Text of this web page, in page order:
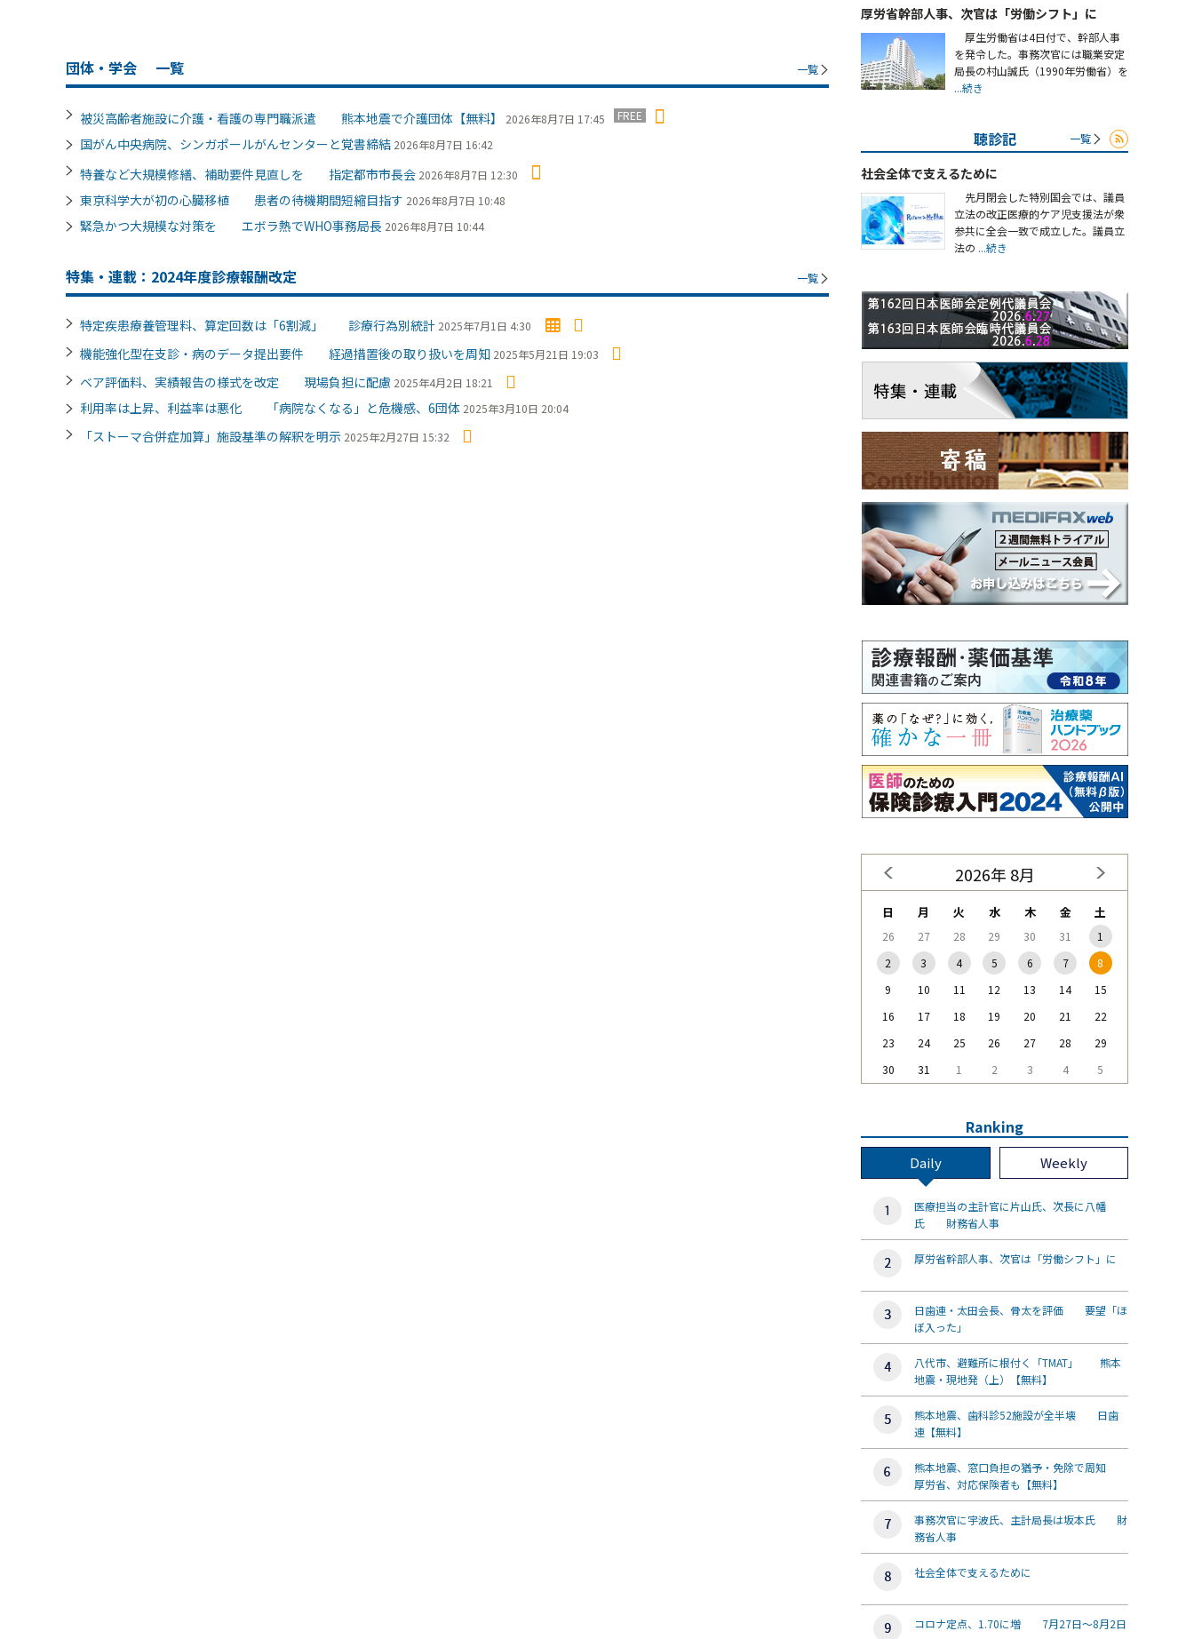
団体・学会 一覧 一覧
被災高齢者施設に介護・看護の専門職派遣 熊本地震で介護団体【無料】 2026年8月7日 17:45 FREE
国がん中央病院、シンガポールがんセンターと覚書締結 2026年8月7日 16:42
特養など大規模修繕、補助要件見直しを 指定都市市長会 2026年8月7日 12:30
東京科学大が初の心臓移植 患者の待機期間短縮目指す 2026年8月7日 10:48
緊急かつ大規模な対策を エボラ熱でWHO事務局長 2026年8月7日 10:44
特集・連載：2024年度診療報酬改定 一覧
特定疾患療養管理料、算定回数は「6割減」 診療行為別統計 2025年7月1日 4:30
機能強化型在支診・病のデータ提出要件 経過措置後の取り扱いを周知 2025年5月21日 19:03
ベア評価料、実績報告の様式を改定 現場負担に配慮 2025年4月2日 18:21
利用率は上昇、利益率は悪化 「病院なくなる」と危機感、6団体 2025年3月10日 20:04
「ストーマ合併症加算」施設基準の解釈を明示 2025年2月27日 15:32
厚労省幹部人事、次官は「労働シフト」に
厚生労働省は4日付で、幹部人事
を発令した。事務次官には職業安定
局長の村山誠氏（1990年労働省）を
...続き
聴診記 一覧
社会全体で支えるために
先月閉会した特別国会では、議員
立法の改正医療的ケア児支援法が衆
参共に全会一致で成立した。議員立
法の ...続き
2026年 8月
日 月 火 水 木 金 土
26 27 28 29 30 31
1
2
3 4 5 6 7
8
9
10 11 12 13 14
15
16
17 18 19 20 21
22
23
24 25 26 27 28
29
30
31 1 2 3 4 5
Ranking
Daily Weekly
医療担当の主計官に片山氏、次長に八幡
氏 財務省人事
厚労省幹部人事、次官は「労働シフト」に
日歯連・太田会長、骨太を評価 要望「ほ
ぼ入った」
八代市、避難所に根付く「TMAT」 熊本
地震・現地発（上）【無料】
熊本地震、歯科診52施設が全半壊 日歯
連【無料】
熊本地震、窓口負担の猶予・免除で周知
厚労省、対応保険者も【無料】
事務次官に宇波氏、主計局長は坂本氏 財
務省人事
社会全体で支えるために
コロナ定点、1.70に増 7月27日～8月2日